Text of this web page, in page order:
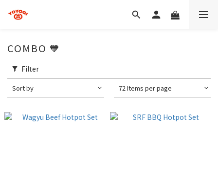
COMBO 🧡
Filter
Sort by 72 Items per page